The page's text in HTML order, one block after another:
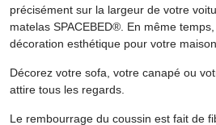
précisément sur la largeur de votre
matelas SPACEBED®. En même
décoration esthétique pour votre maison.
Décorez votre sofa, votre canapé ou
attire tous les regards.
Le rembourrage du coussin est fait de